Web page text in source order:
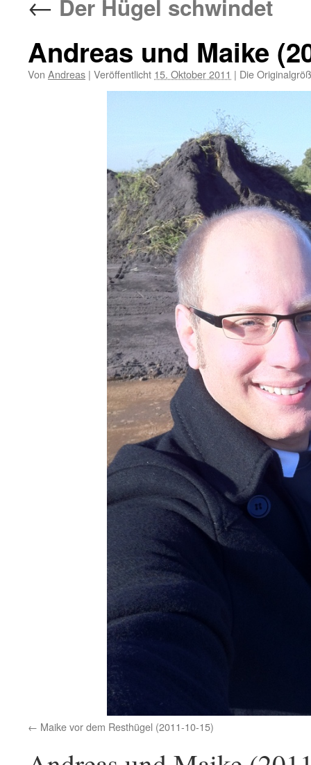
Der Hügel schwindet
Andreas und Maike
Von Andreas | Veröffentlicht 15. Oktober 2011 | Die
Maike vor dem Resthügel (2011-10-15)